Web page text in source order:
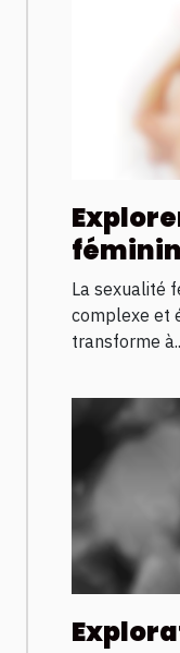
âges
La sexualité
complexe et
transforme